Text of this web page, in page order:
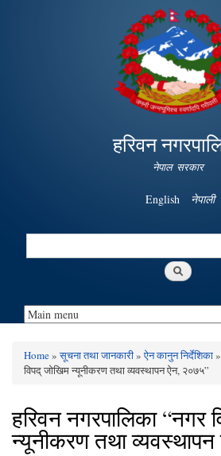
Skip to
main
content
हरिवन
नेपाल सरकार
English नेपाली
Search
You are here
Home»सूचना तथा जानकारी»ऐन कानुन निर्देशिका
विपद् जोखिम न्यूनीकरण तथा व्यवस्थापन ऐन, २०७५”
हरिवन नगरपालिका “नगर
न्यूनीकरण तथा